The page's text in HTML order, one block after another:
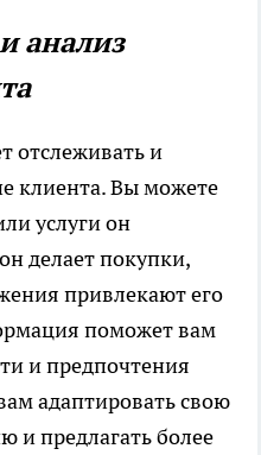
анализ
отслеживать и
клиента. Вы можете
услуги он
делает покупки,
привлекают его
поможет вам
и предпочтения
адаптировать свою
и предлагать более